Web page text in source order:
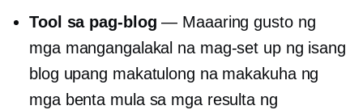
Tool sa pag-blog — Maaaring gusto ng
mga mangangalakal na mag-set up ng isang
blog upang makatulong na makakuha ng
mga benta mula sa mga resulta ng